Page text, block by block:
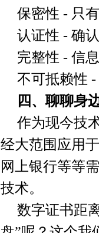
保密性 - 只
认证性 - 确
完整性 - 信
不可抵赖性
四、聊聊身
作为现今技
经大范围应用
网上银行等等
技术。
数字证书距